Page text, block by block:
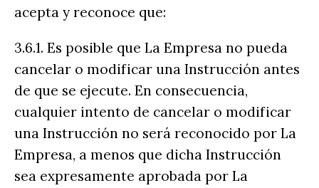
acepta y reconoce que:
3.6.1. Es posible que La Empresa no pueda
cancelar o modificar una Instrucción antes
de que se ejecute. En consecuencia,
cualquier intento de cancelar o modificar
una Instrucción no será reconocido por La
Empresa, a menos que dicha Instrucción
sea expresamente aprobada por La